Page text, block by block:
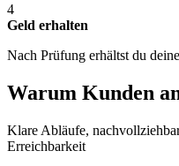
4
Geld erhalten
Nach Prüfung erhältst du
Warum Kunden
Klare Abläufe,
Erreichbarkeit